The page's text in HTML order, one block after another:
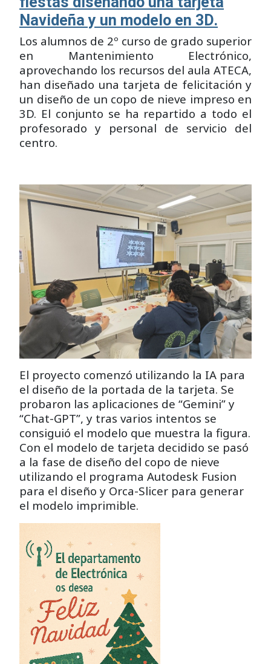
Navideña y un modelo en 3D.
Los alumnos de 2º curso de grado superior
en Mantenimiento Electrónico,
aprovechando los recursos del aula ATECA,
han diseñado una tarjeta de felicitación y
un diseño de un copo de nieve impreso en
3D. El conjunto se ha repartido a todo el
profesorado y personal de servicio del
centro.
El proyecto comenzó utilizando la IA para
el diseño de la portada de la tarjeta. Se
probaron las aplicaciones de “Gemini” y
“Chat-GPT”, y tras varios intentos se
consiguió el modelo que muestra la figura.
Con el modelo de tarjeta decidido se pasó
a la fase de diseño del copo de nieve
utilizando el programa Autodesk Fusion
para el diseño y Orca-Slicer para generar
el modelo imprimible.